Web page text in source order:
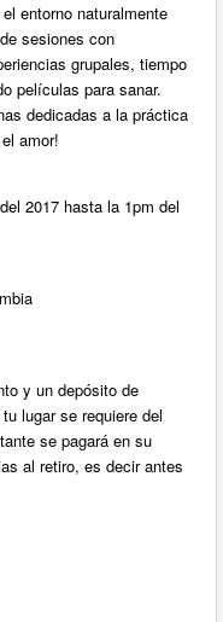
entorno naturalmente
sesiones con
grupales, tiempo
películas para sanar.
dedicadas a la práctica
amor!
2017 hasta la 1pm del
y un depósito de
lugar se requiere del
se pagará en su
al retiro, es decir antes